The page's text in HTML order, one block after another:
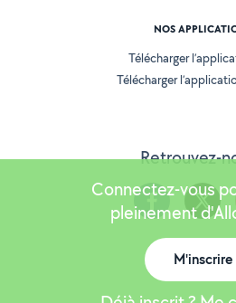
Retrouvez-
NOS
Télécharger
Télécharger
Version 25.5.3
Connectez-vous
pleinement
M'inscrire